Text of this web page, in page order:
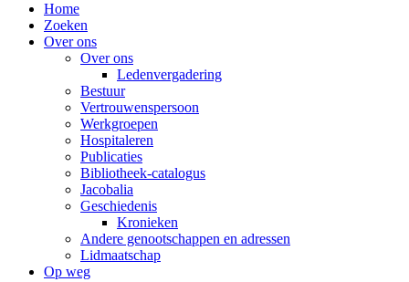
Home
Zoeken
Over ons
Over ons
Ledenvergadering
Bestuur
Vertrouwenspersoon
Werkgroepen
Hospitaleren
Publicaties
Bibliotheek-catalogus
Jacobalia
Geschiedenis
Kronieken
Andere genootschappen en adressen
Lidmaatschap
Op weg